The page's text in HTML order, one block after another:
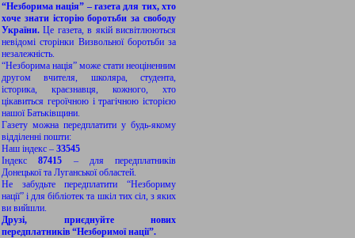
“Незборима нація” – газета для тих, хто
хоче знати історію боротьби за свободу
України.Це газета, в якій висвітлюються
невідомі сторінки Визвольної боротьби за
незалежність.
“Незборима нація” може стати неоціненним
другом вчителя, школяра, студента,
історика, краєзнавця, кожного, хто
цікавиться героїчною і трагічною історією
нашої Батьківщини.
Газету можна передплатити у будь-якому
відділенні пошти:
Наш індекс – 33545
Індекс87415 – для передплатників
Донецької та Луганської областей.
Не забудьте передплатити “Незбориму
нації” і для бібліотек та шкіл тих сіл, з яких
ви вийшли.
Друзі, приєднуйте нових
передплатників “Незборимої нації”.